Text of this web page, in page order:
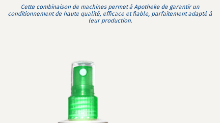
Cette combinaison de machines permet à Apotheke de garantir un
conditionnement de haute qualité, efficace et fiable, parfaitement adapté à
leur production.